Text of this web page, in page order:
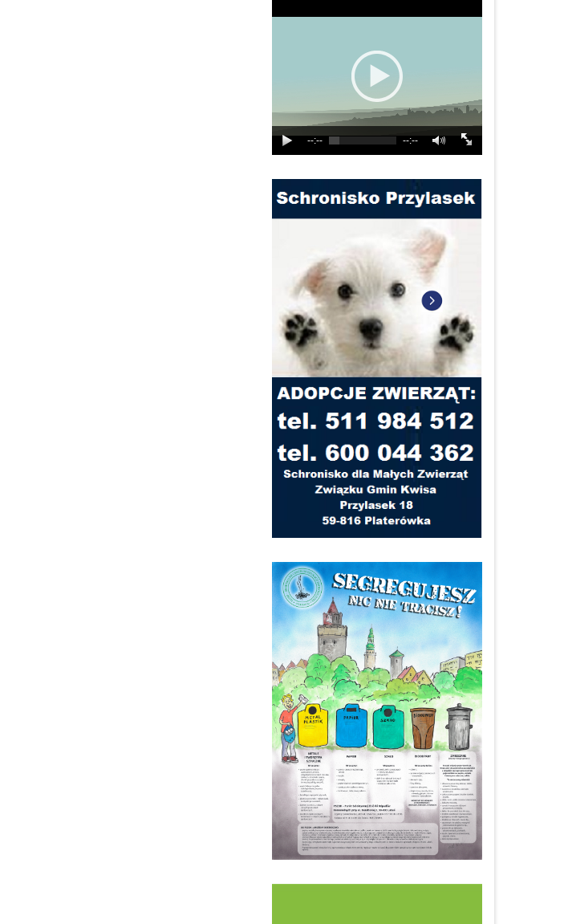
--:-- --:--